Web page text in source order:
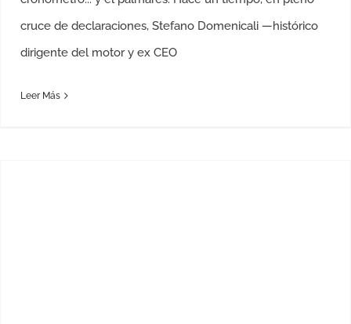
cruce de declaraciones, Stefano Domenicali —histórico
dirigente del motor y ex CEO
Leer Más